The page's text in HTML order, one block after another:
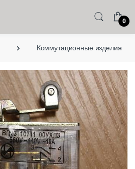
0
Коммутационные изделия